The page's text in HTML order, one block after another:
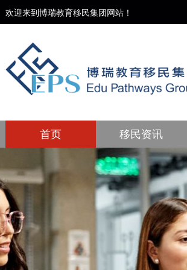
欢迎来到博瑞教育移民集团网站！
首页 移民资讯